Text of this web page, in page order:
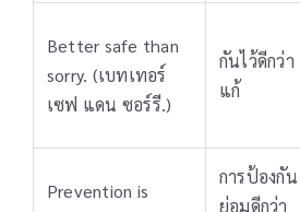
Better safe than
sorry. (เบทเทอร์
เซฟ แดน ซอร์รี.)
กันไว้ดีกว่า
แก้
Prevention is
การป้องกัน
ย่อมดีกว่า